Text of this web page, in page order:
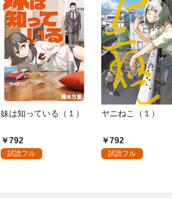
妹は知っている（１）
792
試読フル
ヤニねこ（１）
792
試読フル